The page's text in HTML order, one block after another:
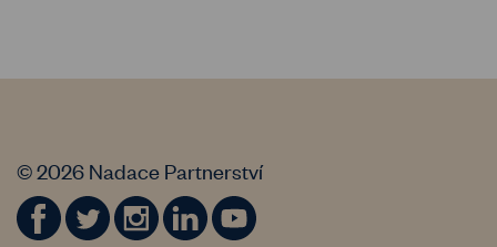
© 2026 Nadace Partnerství